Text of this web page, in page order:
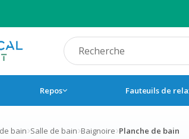
Recherche produit
Repos Fauteuils de
bain Salle de bain Baignoire Planche de bain